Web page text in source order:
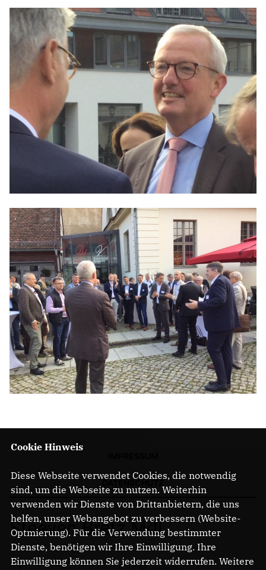
Steeven Bretz MdL
Cookie Hinweis
Diese Webseite verwendet Cookies, die notwendig
sind, um die Webseite zu nutzen. Weiterhin
verwenden wir Dienste von Drittanbietern, die uns
helfen, unser Webangebot zu verbessern (Website-
Optmierung). Für die Verwendung bestimmter
Dienste, benötigen wir Ihre Einwilligung. Ihre
Einwilligung können Sie jederzeit widerrufen. Weitere